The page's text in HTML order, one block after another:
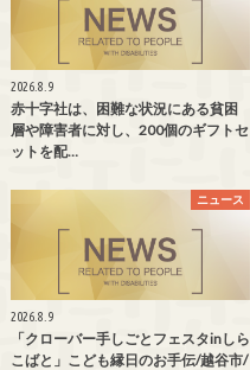
2026.8.9
赤十字社は、困難な状況にある貧困
層や障害者に対し、200個のギフトセ
ットを配…
ニュース
2026.8.9
「クローバー手しごとフェスタinしら
こばと」こども縁日のお手伝/越谷市/